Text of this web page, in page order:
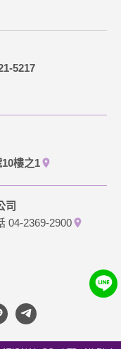
5217
樓之1
司
04-2369-2900